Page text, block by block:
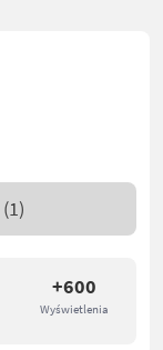
+600
Wyświetlenia
(1)